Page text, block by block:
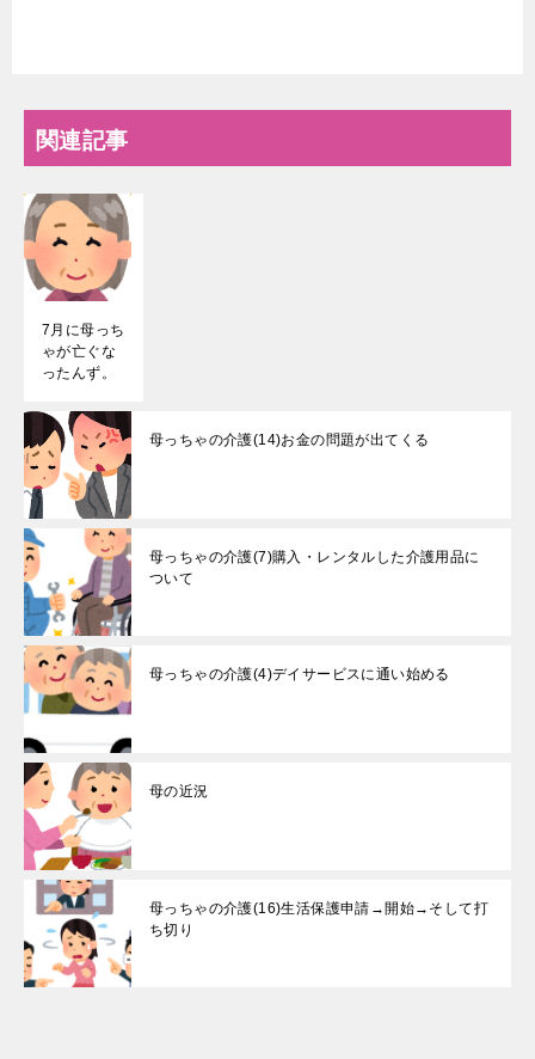
関連記事
7月に母っち
ゃが亡ぐな
ったんず。
母っちゃの介護(14)お金の問題が出てくる
母っちゃの介護(7)購入・レンタルした介護用品に
ついて
母っちゃの介護(4)デイサービスに通い始める
母の近況
母っちゃの介護(16)生活保護申請→開始→そして打
ち切り